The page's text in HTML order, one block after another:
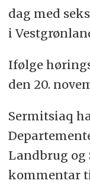
dag med
i
Ifølge
den 20.
Sermitsiaq
Landbrug og
kommentar